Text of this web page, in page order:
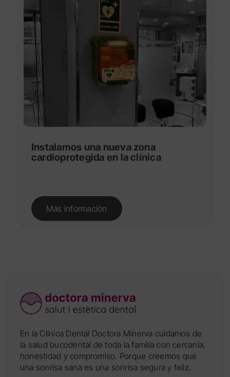
Instalamos una nueva zona
cardioprotegida en la clínica
Más información
En la Clínica Dental Doctora Minerva cuidamos de
la salud bucodental de toda la familia con cercanía,
honestidad y compromiso. Porque creemos que
una sonrisa sana es una sonrisa segura y feliz.